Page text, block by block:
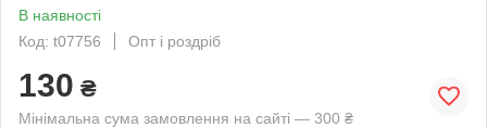
В наявності
Код: t07756
Опт і роздріб
130 ₴
Мінімальна сума замовлення на сайті — 300 ₴